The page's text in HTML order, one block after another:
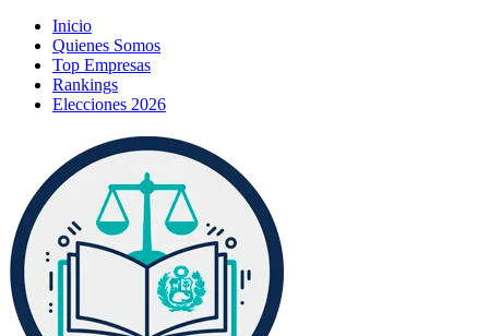
Inicio
Quienes Somos
Top Empresas
Rankings
Elecciones 2026